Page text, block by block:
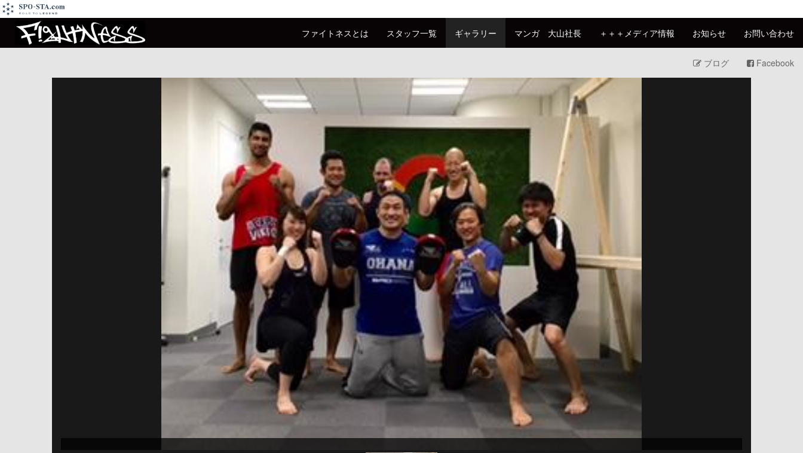
ファイトネスとは スタッフ一覧 ギャラリー マンガ 大山社長 ＋＋＋メディア情報 お知らせ お問い合わせ
ブログ Facebook